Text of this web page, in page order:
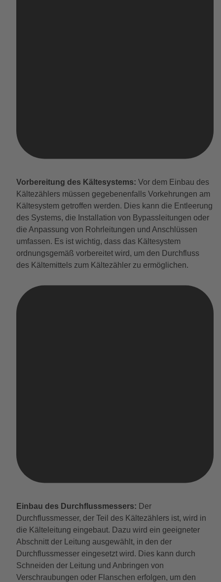
Vorbereitung des Kältesystems: Vor dem Einbau des
Kältezählers müssen gegebenenfalls Vorkehrungen am
Kältesystem getroffen werden. Dies kann die Entleerung
des Systems, die Installation von Bypassleitungen oder
die Anpassung von Rohrleitungen und Anschlüssen
umfassen. Es ist wichtig, dass das Kältesystem
ordnungsgemäß vorbereitet wird, um den Durchfluss
des Kältemittels zum Kältezähler zu ermöglichen.
Einbau des Durchflussmessers: Der
Durchflussmesser, der Teil des Kältezählers ist, wird in
die Kälteleitung eingebaut. Dazu wird ein geeigneter
Abschnitt der Leitung ausgewählt, in den der
Durchflussmesser eingesetzt wird. Dies kann durch
Schneiden der Leitung und Anbringen von
Verschraubungen oder Flanschen erfolgen, um den